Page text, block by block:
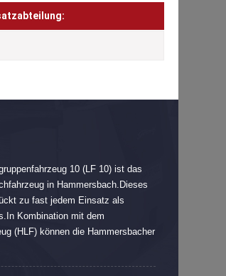
10 (LF 10) ist das
in Hammersbach.Dieses
zu fast jedem Einsatz als
Kombination mit dem
(HLF) können die Hammersbacher